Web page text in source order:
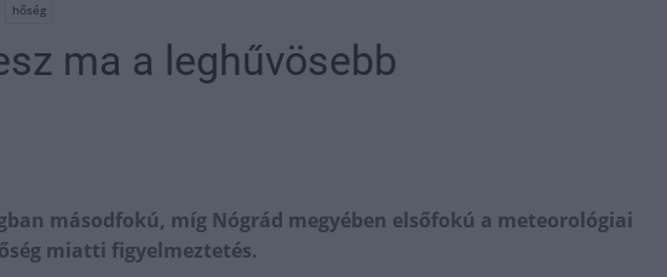
hőség
ma a leghűvösebb
másodfokú, míg Nógrád megyében elsőfokú a meteorológiai
miatti figyelmeztetés.